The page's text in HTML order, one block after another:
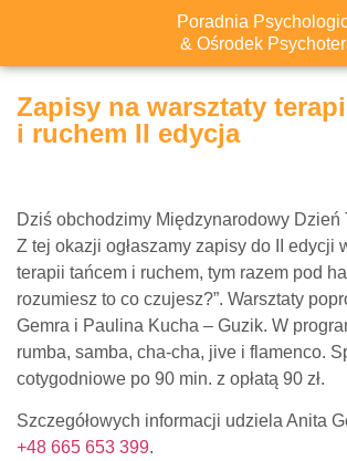
Poradnia
& Ośrodek
Zapisy na warsztaty
i ruchem II edycja
Dziś obchodzimy Międzynarodowy Dzień
Z tej okazji ogłaszamy zapisy do II edycji
terapii tańcem i ruchem, tym razem pod
rozumiesz to co czujesz?”. Warsztaty
Gemra i Paulina Kucha – Guzik. W
rumba, samba, cha-cha, jive i flamenco.
cotygodniowe po 90 min. z opłatą 90 zł.
Szczegółowych informacji udziela Anita
+48 665 653 399.